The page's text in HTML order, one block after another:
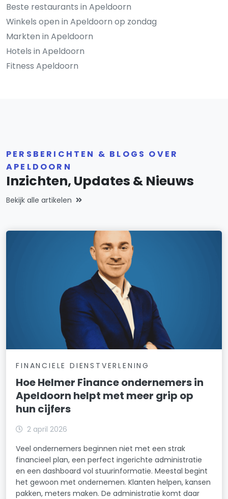
Beste restaurants in Apeldoorn
Winkels open in Apeldoorn op zondag
Markten in Apeldoorn
Hotels in Apeldoorn
Fitness Apeldoorn
PERSBERICHTEN & BLOGS OVER
APELDOORN
Inzichten, Updates & Nieuws
Bekijk alle artikelen
FINANCIELE DIENSTVERLENING
Hoe Helmer Finance ondernemers in
Apeldoorn helpt met meer grip op
hun cijfers
2 april 2026
Veel ondernemers beginnen niet met een strak
financieel plan, een perfect ingerichte administratie
en een dashboard vol stuurinformatie. Meestal begint
het gewoon met ondernemen. Klanten helpen, kansen
pakken, meters maken. De administratie komt daar